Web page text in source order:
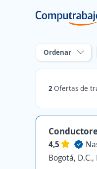
Ordenar
2Ofertas de
4,5
Bogotá, D.C.,